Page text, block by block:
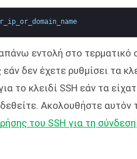
εντολή στο τερματικό
δεν έχετε ρυθμίσει τα
το κλειδί SSH εάν τα
Ακολουθήστε αυτόν
του SSH για τη